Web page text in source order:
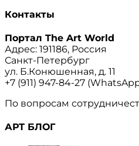
Контакты
Портал The Art World
Адрес: 191186, Россия
Санкт-Петербург
ул. Б.Конюшенная, д. 11
+7 (911) 947-84-27
По вопросам
АРТ БЛОГ